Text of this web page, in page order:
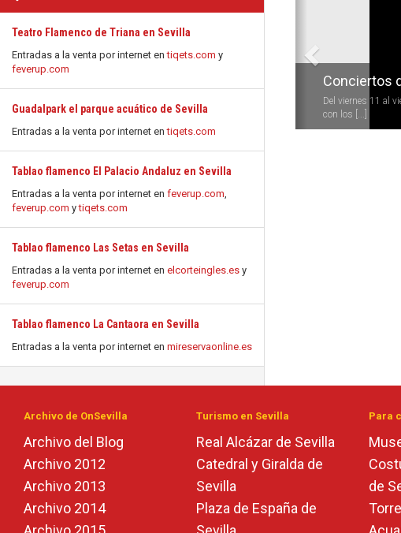
Teatro Flamenco de Triana en Sevilla
Entradas a la venta por internet entiqets.com y
feverup.com
Guadalpark el parque acuático de Sevilla
Entradas a la venta por internet entiqets.com
Tablao flamenco El Palacio Andaluz en Sevilla
Entradas a la venta por internet en feverup.com,
feverup.com ytiqets.com
Tablao flamenco Las Setas en Sevilla
Entradas a la venta por internet en elcorteingles.es y
feverup.com
Tablao flamenco La Cantaora en Sevilla
Entradas a la venta por internet en mireservaonline.es
Conciertos
Del viernes 11 al
con los [...]
Archivo de OnSevilla
Archivo del Blog
Archivo 2012
Archivo 2013
Archivo 2014
Turismo en Sevilla
Real Alcázar de Sevilla
Catedral y Giralda de
Sevilla
Plaza de España de
Para
de